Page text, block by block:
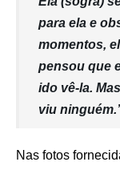
para ela e
momentos,
pensou que
ido vê-la.
viu
Nas fotos